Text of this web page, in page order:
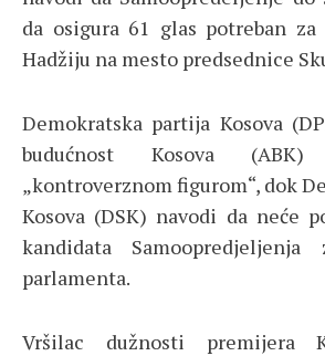
da osigura 61 glas potreban
Hadžiju na mesto predsednice
Demokratska partija Kosova
budućnost Kosova
„kontroverznom figurom“, dok
Kosova (DSK) navodi da neće
kandidata Samoopredjeljenja
parlamenta.
Vršilac dužnosti premijera